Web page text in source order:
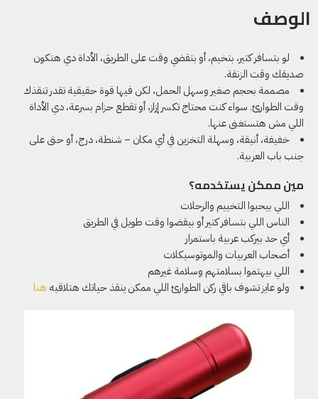
الوصف
لو بتسافر كتير، بتخيم، أو بتقضي وقت على الطريق، الأداة دي هتكون
صديقك وقت الزنقة.
مصممة بحجم صغير وسهل الحمل، لكن فيها قوة حقيقية تقدر تنقذك
وقت الطوارئ. سواء كنت محتاج تكسر إزاز، أو تقطع حزام بسرعة، دي الأداة
اللي مش هتستغنى عنها.
خفيفة، أنيقة، وسهلة التخزين في أي مكان – شنطة، درج، أو حتى على
جنب باب العربية.
مين ممكن يستخدمه؟
اللي بيحبوا التخييم والرحلات
الناس اللي بتسافر كتير أو بيقضوا وقت طويل في الطريق
أي حد بيركب عربية باستمرار
أصحاب العربيات والموتوسيكلات
اللي بيهتموا بسلامتهم وسلامة غيرهم
ولو عايز تشوف باقي ركن الطوارئ اللي ممكن ينقذ حياتك هتلاقيه هنا